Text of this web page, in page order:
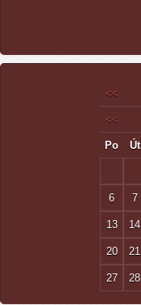
<<
<<
Po Út
6 7
13 14
20 21
27 28